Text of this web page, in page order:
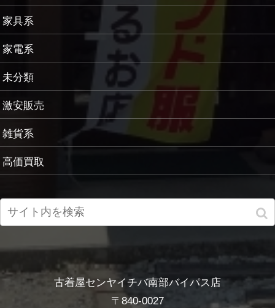
家具系
家電系
未分類
激安販売
雑貨系
高価買取
古着屋センヤイチバ南部バイパス店
〒840-0027